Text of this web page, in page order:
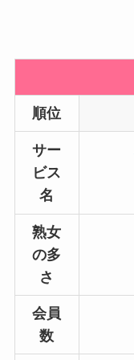
順位
サー
ビス
名
熟女
の多
さ
会員
数